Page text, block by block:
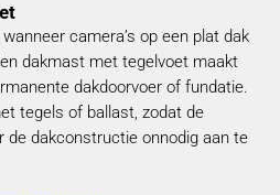
camera’s op een plat dak
dakmast met tegelvoet maakt
dakdoorvoer of fundatie.
tegels of ballast, zodat de
de dakconstructie onnodig aan te